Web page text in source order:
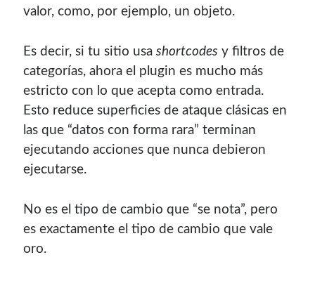
Descuentos
Si vas a comprar un dominio, hazlo por aquí y colaboras
con el mantenimiento de este sitio:
Si deseas vender publicidad en tu propio blog o página
monetizar tu página.
valor, como, por ejemplo, un objeto.
Es decir, si tu sitio usashortcodes y filtros de
categorías, ahora el plugin es mucho más
estricto con lo que acepta como entrada.
Esto reduce superficies de ataque clásicas en
las que “datos con forma rara” terminan
ejecutando acciones que nunca debieron
ejecutarse.
No es el tipo de cambio que “se nota”, pero
es exactamente el tipo de cambio que vale
oro.